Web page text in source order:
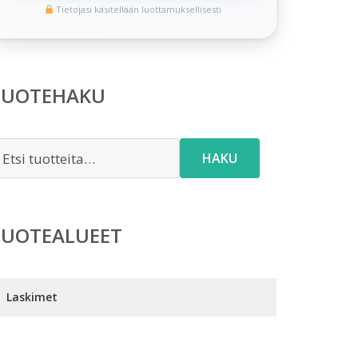
Tietojasi käsitellään luottamuksellisesti
HAKU
Laskimet